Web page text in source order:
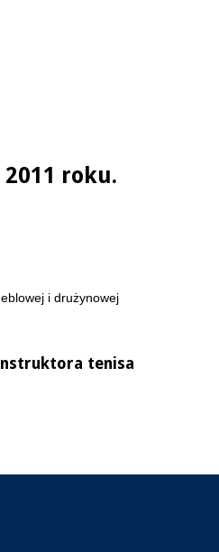
roku.
i drużynowej
tenisa